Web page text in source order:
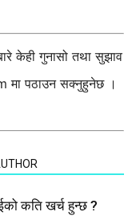
केही गुनासो तथा सुझाव
मा पठाउन सक्नुहुनेछ ।
कति खर्च हुन्छ ?